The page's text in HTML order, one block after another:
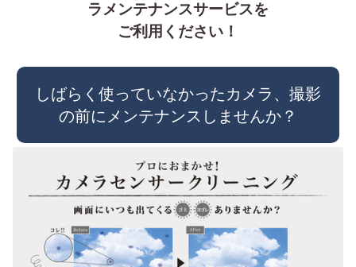
ラメンテナンスサービスを
ご利用ください！
しばらく使っていなかったカメラ、撮影
の前にメンテナンスしませんか？